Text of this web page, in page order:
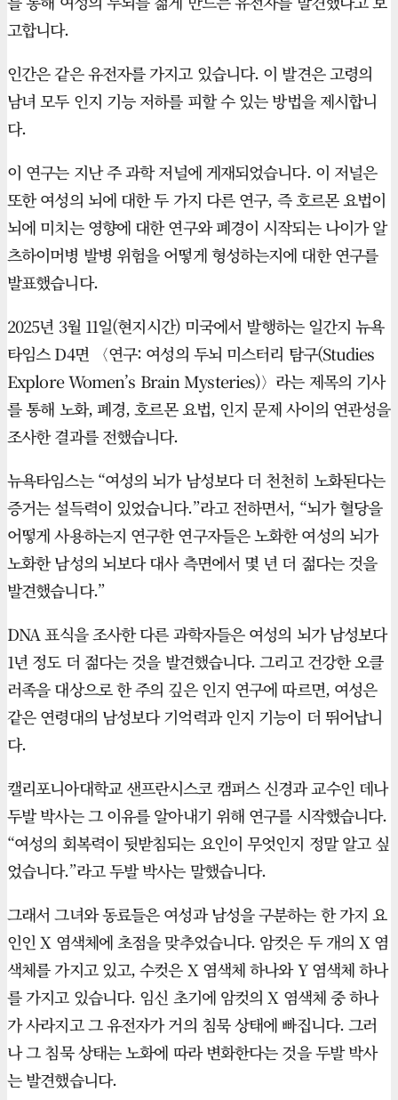
고합니다.
인간은 같은 유전자를 가지고 있습니다. 이 발견은 고령의
남녀 모두 인지 기능 저하를 피할 수 있는 방법을 제시합니
다.
이 연구는 지난 주 과학 저널에 게재되었습니다. 이 저널은
또한 여성의 뇌에 대한 두 가지 다른 연구, 즉 호르몬 요법이
뇌에 미치는 영향에 대한 연구와 폐경이 시작되는 나이가 알
츠하이머병 발병 위험을 어떻게 형성하는지에 대한 연구를
발표했습니다.
2025년 3월 11일(현지시간) 미국에서 발행하는 일간지 뉴욕
타임스 D4면 〈연구: 여성의 두뇌 미스터리 탐구(Studies
Explore Women’s Brain Mysteries)〉라는 제목의 기사
를 통해 노화, 폐경, 호르몬 요법, 인지 문제 사이의 연관성을
조사한 결과를 전했습니다.
뉴욕타임스는 “여성의 뇌가 남성보다 더 천천히 노화된다는
증거는 설득력이 있었습니다.”라고 전하면서, “뇌가 혈당을
어떻게 사용하는지 연구한 연구자들은 노화한 여성의 뇌가
노화한 남성의 뇌보다 대사 측면에서 몇 년 더 젊다는 것을
발견했습니다.”
DNA 표식을 조사한 다른 과학자들은 여성의 뇌가 남성보다
1년 정도 더 젊다는 것을 발견했습니다. 그리고 건강한 오클
러족을 대상으로 한 주의 깊은 인지 연구에 따르면, 여성은
같은 연령대의 남성보다 기억력과 인지 기능이 더 뛰어납니
다.
캘리포니아대학교 샌프란시스코 캠퍼스 신경과 교수인 데나
두발 박사는 그 이유를 알아내기 위해 연구를 시작했습니다.
“여성의 회복력이 뒷받침되는 요인이 무엇인지 정말 알고 싶
었습니다.”라고 두발 박사는 말했습니다.
그래서 그녀와 동료들은 여성과 남성을 구분하는 한 가지 요
인인 X 염색체에 초점을 맞추었습니다. 암컷은 두 개의 X 염
색체를 가지고 있고, 수컷은 X 염색체 하나와 Y 염색체 하나
를 가지고 있습니다. 임신 초기에 암컷의 X 염색체 중 하나
가 사라지고 그 유전자가 거의 침묵 상태에 빠집니다. 그러
나 그 침묵 상태는 노화에 따라 변화한다는 것을 두발 박사
는 발견했습니다.